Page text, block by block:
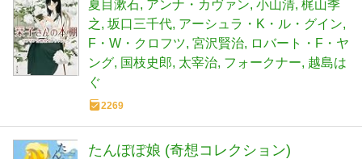
夏目漱石 アンナ・カヴァン 小山清 梶山季
之 坂口三千代 アーシュラ・K・ル・グイン
F・W・クロフツ 宮沢賢治
ロバート・F・ヤ
ング 国枝史郎 太宰治 フォークナー 越島は
ぐ
2269
たんぽぽ娘 (奇想コレクション)